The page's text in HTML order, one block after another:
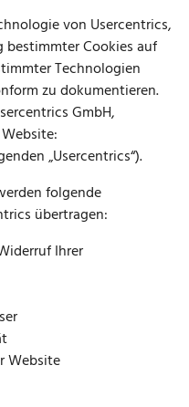
von Usercentrics,
bestimmter Cookies auf
Technologien
zu dokumentieren.
GmbH,
„Usercentrics“).
folgende
übertragen:
Ihrer
Website